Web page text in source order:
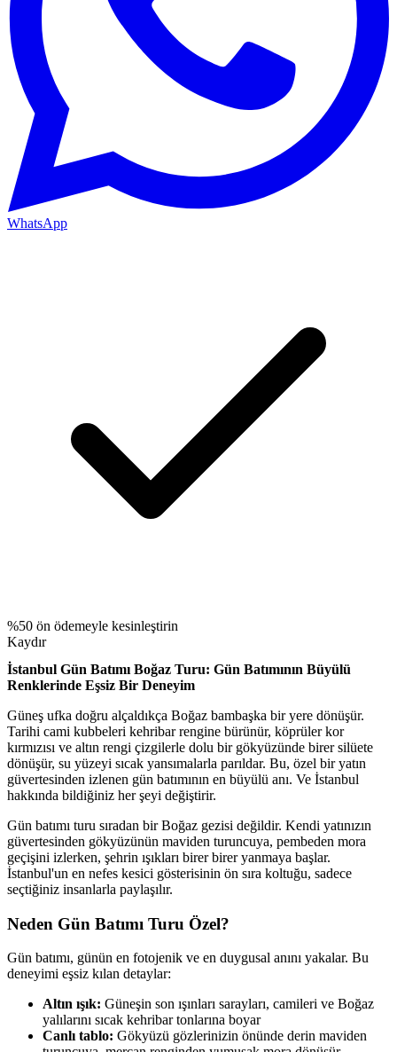
WhatsApp
%50 ön ödemeyle kesinleştirin
Kaydır
İstanbul Gün Batımı Boğaz Turu: Gün Batımının Büyülü
Renklerinde Eşsiz Bir Deneyim
Güneş ufka doğru alçaldıkça Boğaz bambaşka bir yere dönüşür.
Tarihi cami kubbeleri kehribar rengine bürünür, köprüler kor
kırmızısı ve altın rengi çizgilerle dolu bir gökyüzünde birer silüete
dönüşür, su yüzeyi sıcak yansımalarla parıldar. Bu, özel bir yatın
güvertesinden izlenen gün batımının en büyülü anı. Ve İstanbul
hakkında bildiğiniz her şeyi değiştirir.
Gün batımı turu sıradan bir Boğaz gezisi değildir. Kendi yatınızın
güvertesinden gökyüzünün maviden turuncuya, pembeden mora
geçişini izlerken, şehrin ışıkları birer birer yanmaya başlar.
İstanbul'un en nefes kesici gösterisinin ön sıra koltuğu, sadece
seçtiğiniz insanlarla paylaşılır.
Neden Gün Batımı Turu Özel?
Gün batımı, günün en fotojenik ve en duygusal anını yakalar. Bu
deneyimi eşsiz kılan detaylar:
Altın ışık: Güneşin son ışınları sarayları, camileri ve Boğaz
yalılarını sıcak kehribar tonlarına boyar
Canlı tablo: Gökyüzü gözlerinizin önünde derin maviden